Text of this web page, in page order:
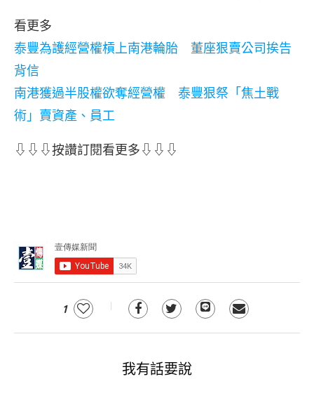
看更多
泰豐為護經營權槓上南港輪胎 董座狠賣公司挨告
背信
南港獲過半股權欲奪經營權 泰豐狠祭「焦土戰
術」賣資產、員工
⇩⇩⇩按讚訂閱看更多⇩⇩⇩
1
我有話要說